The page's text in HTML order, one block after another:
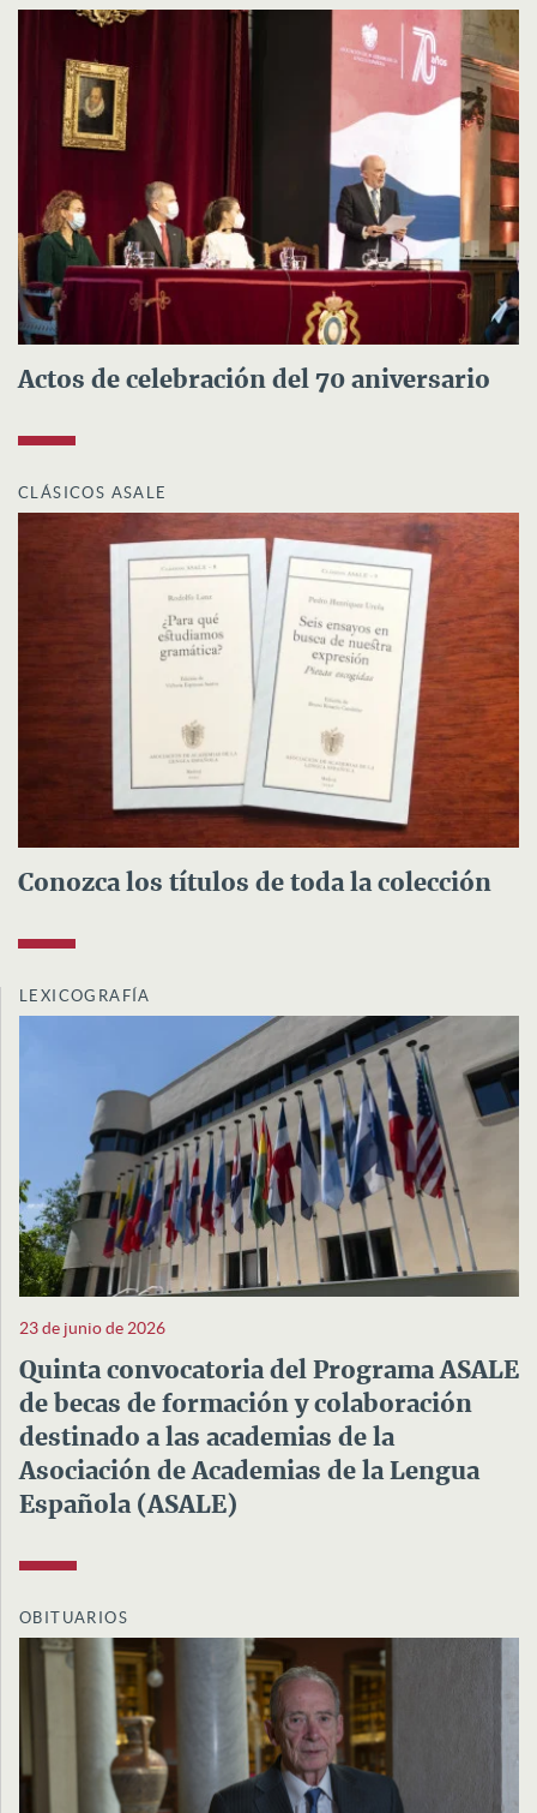
Actos de celebración del 70 aniversario
CLÁSICOS ASALE
Conozca los títulos de toda la colección
LEXICOGRAFÍA
23 de junio de 2026
Quinta convocatoria del Programa ASALE
de becas de formación y colaboración
destinado a las academias de la
Asociación de Academias de la Lengua
Española (ASALE)
OBITUARIOS